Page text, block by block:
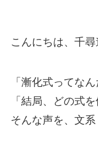
こんにちは、千尋
「漸化式ってな
「結局、どの式
そんな声を、文系